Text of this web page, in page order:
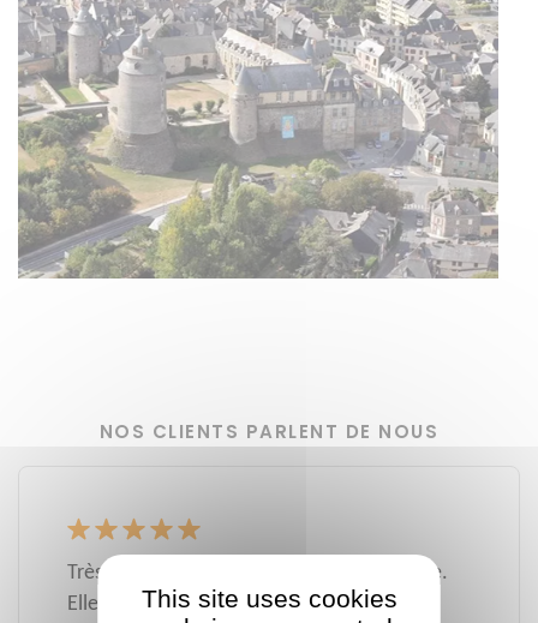
NOS CLIENTS PARLENT DE NOUS
Très bonne expérience avec Mme Lecomte.
Elle a su prendre le temps de me conseiller
This site uses cookies